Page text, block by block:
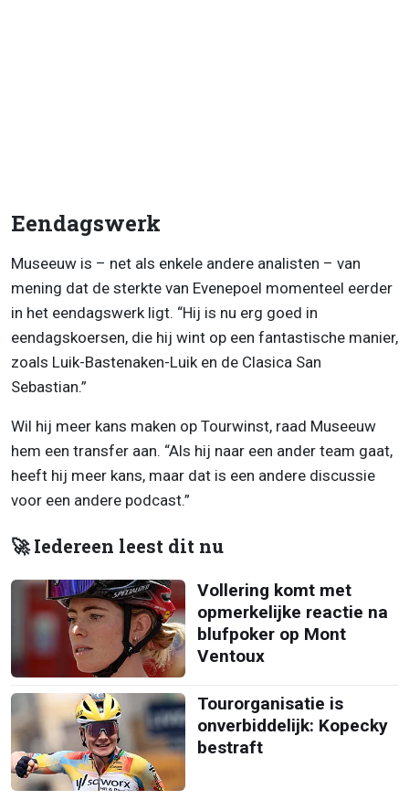
Eendagswerk
Museeuw is – net als enkele andere analisten – van
mening dat de sterkte van Evenepoel momenteel eerder
in het eendagswerk ligt. “Hij is nu erg goed in
eendagskoersen, die hij wint op een fantastische manier,
zoals Luik-Bastenaken-Luik en de Clasica San
Sebastian.”
Wil hij meer kans maken op Tourwinst, raad Museeuw
hem een transfer aan. “Als hij naar een ander team gaat,
heeft hij meer kans, maar dat is een andere discussie
voor een andere podcast.”
🚀 Iedereen leest dit nu
Vollering komt met
opmerkelijke reactie na
blufpoker op Mont
Ventoux
Tourorganisatie is
onverbiddelijk: Kopecky
bestraft